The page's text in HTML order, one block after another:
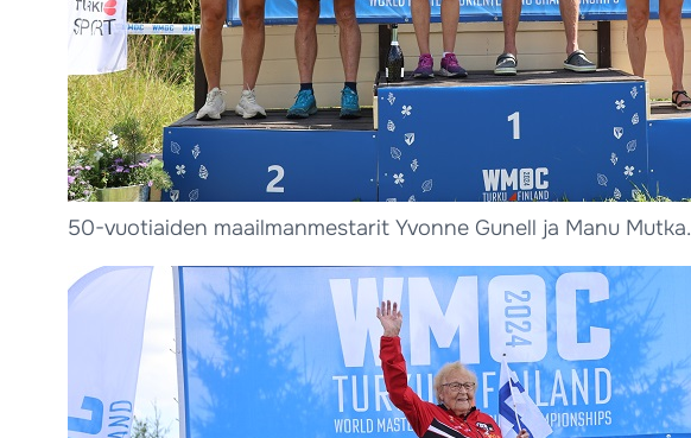
50-vuotiaiden maailmanmestarit Yvonne Gunell ja Manu Mutka.